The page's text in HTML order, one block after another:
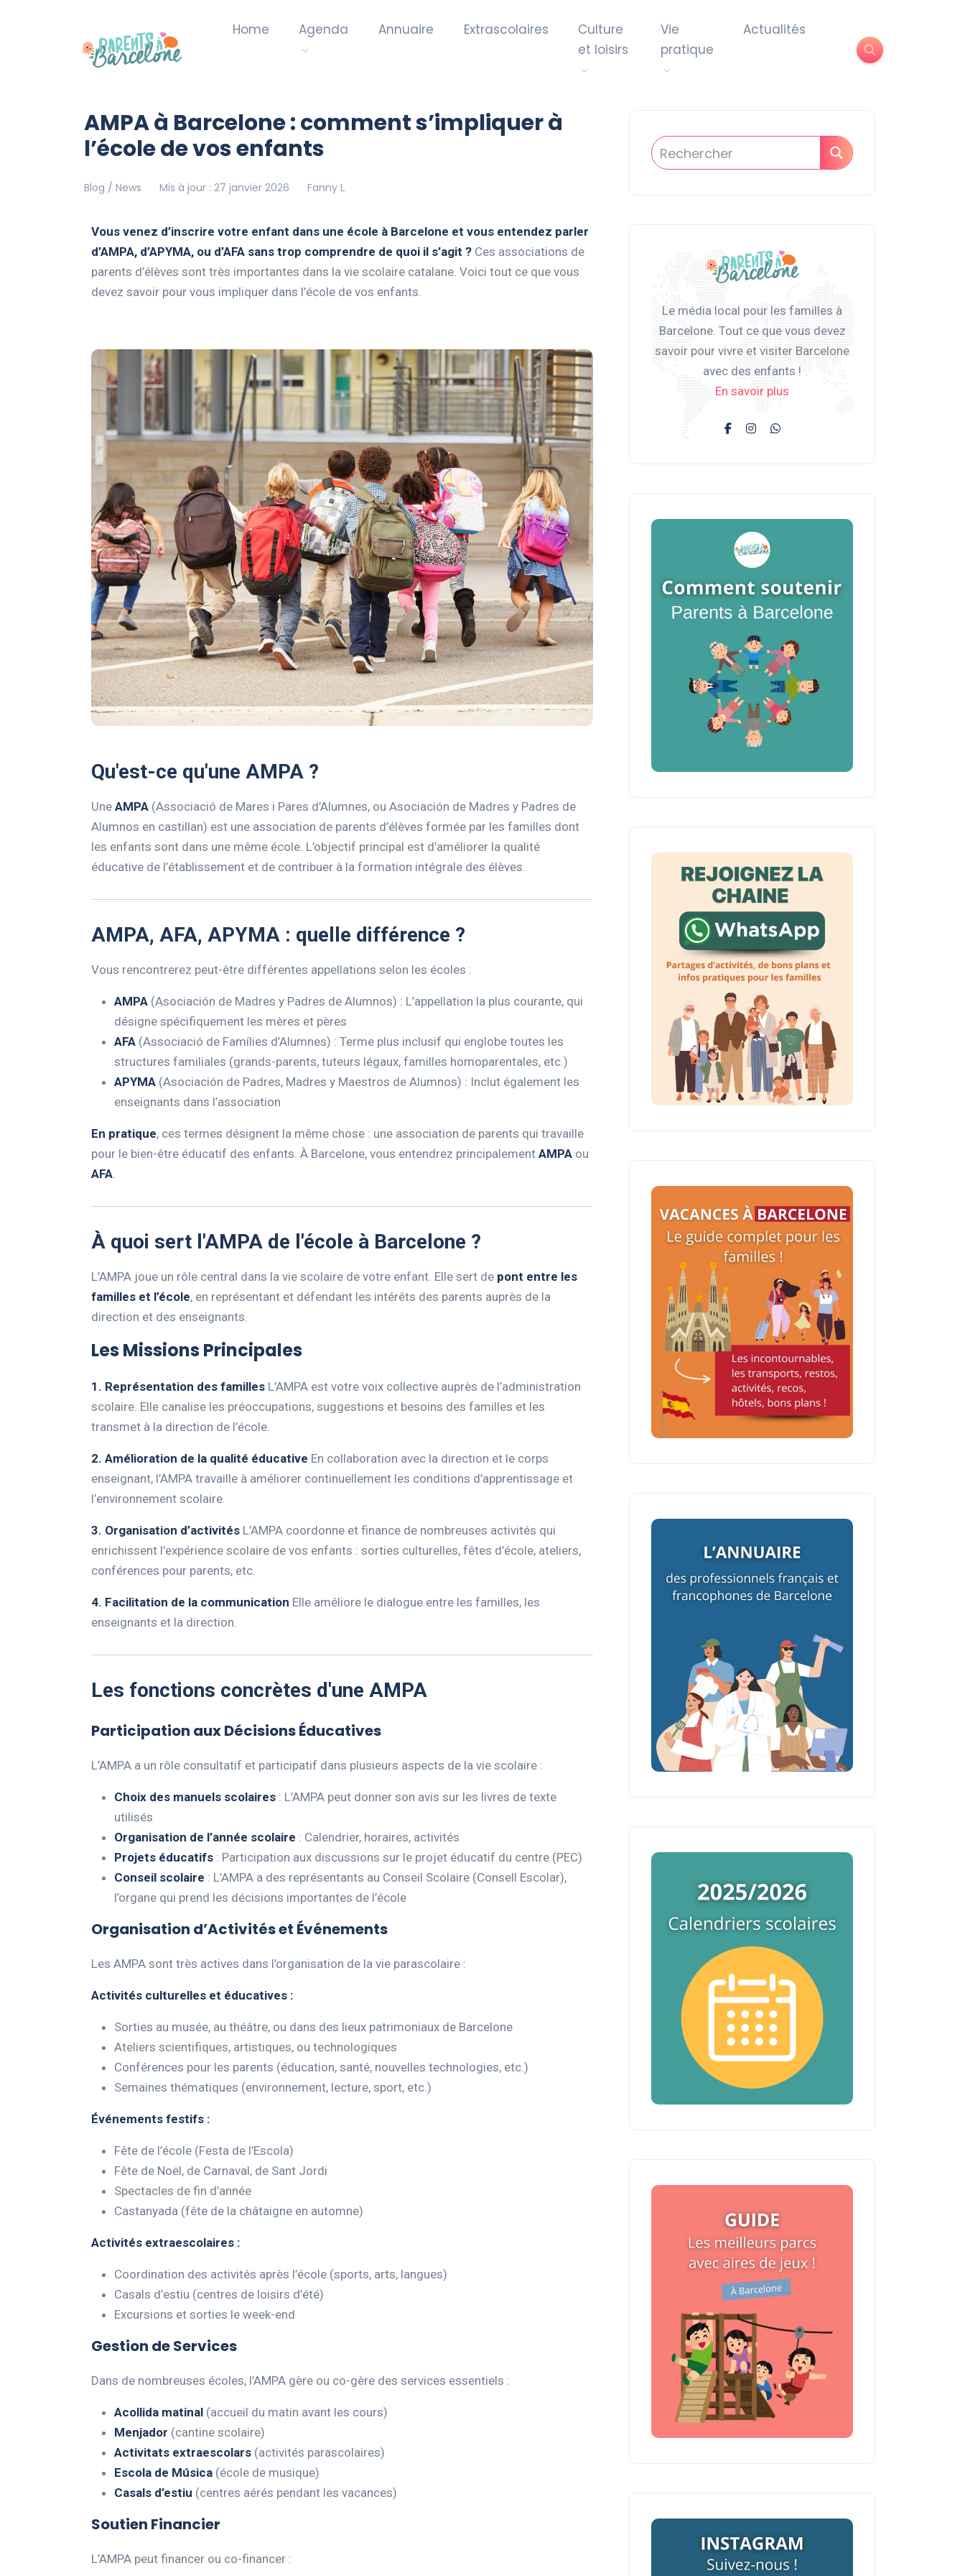
Home Agenda Annuaire Extrascolaires
Culture
et loisirs
Vie
pratique
Actualités
AMPA à Barcelone : comment s’impliquer à
l’école de vos enfants
Blog / News Mis à jour : 27 janvier 2026 Fanny L.
Vous venez d’inscrire votre enfant dans une école à Barcelone et vous entendez parler
d’AMPA, d’APYMA, ou d’AFA sans trop comprendre de quoi il s’agit ? Ces associations de
parents d’élèves sont très importantes dans la vie scolaire catalane. Voici tout ce que vous
devez savoir pour vous impliquer dans l’école de vos enfants.
Qu'est-ce qu'une AMPA ?
Une AMPA (Associació de Mares i Pares d’Alumnes, ou Asociación de Madres y Padres de
Alumnos en castillan) est une association de parents d’élèves formée par les familles dont
les enfants sont dans une même école. L’objectif principal est d’améliorer la qualité
éducative de l’établissement et de contribuer à la formation intégrale des élèves.
AMPA, AFA, APYMA : quelle différence ?
Vous rencontrerez peut-être différentes appellations selon les écoles :
AMPA (Asociación de Madres y Padres de Alumnos) : L’appellation la plus courante, qui
désigne spécifiquement les mères et pères
AFA (Associació de Famílies d’Alumnes) : Terme plus inclusif qui englobe toutes les
structures familiales (grands-parents, tuteurs légaux, familles homoparentales, etc.)
APYMA (Asociación de Padres, Madres y Maestros de Alumnos) : Inclut également les
enseignants dans l’association
En pratique, ces termes désignent la même chose : une association de parents qui travaille
pour le bien-être éducatif des enfants. À Barcelone, vous entendrez principalement AMPA ou
AFA.
À quoi sert l'AMPA de l'école à Barcelone ?
L’AMPA joue un rôle central dans la vie scolaire de votre enfant. Elle sert de pont entre les
familles et l’école, en représentant et défendant les intérêts des parents auprès de la
direction et des enseignants.
Les Missions Principales
1. Représentation des familles L’AMPA est votre voix collective auprès de l’administration
scolaire. Elle canalise les préoccupations, suggestions et besoins des familles et les
transmet à la direction de l’école.
2. Amélioration de la qualité éducative En collaboration avec la direction et le corps
enseignant, l’AMPA travaille à améliorer continuellement les conditions d’apprentissage et
l’environnement scolaire.
3. Organisation d’activités L’AMPA coordonne et finance de nombreuses activités qui
enrichissent l’expérience scolaire de vos enfants : sorties culturelles, fêtes d’école, ateliers,
conférences pour parents, etc.
4. Facilitation de la communication Elle améliore le dialogue entre les familles, les
enseignants et la direction.
Les fonctions concrètes d'une AMPA
Participation aux Décisions Éducatives
L’AMPA a un rôle consultatif et participatif dans plusieurs aspects de la vie scolaire :
Choix des manuels scolaires : L’AMPA peut donner son avis sur les livres de texte
utilisés
Organisation de l’année scolaire : Calendrier, horaires, activités
Projets éducatifs : Participation aux discussions sur le projet éducatif du centre (PEC)
Conseil scolaire : L’AMPA a des représentants au Conseil Scolaire (Consell Escolar),
l’organe qui prend les décisions importantes de l’école
Organisation d’Activités et Événements
Les AMPA sont très actives dans l’organisation de la vie parascolaire :
Activités culturelles et éducatives :
Sorties au musée, au théâtre, ou dans des lieux patrimoniaux de Barcelone
Ateliers scientifiques, artistiques, ou technologiques
Conférences pour les parents (éducation, santé, nouvelles technologies, etc.)
Semaines thématiques (environnement, lecture, sport, etc.)
Événements festifs :
Fête de l’école (Festa de l’Escola)
Fête de Noël, de Carnaval, de Sant Jordi
Spectacles de fin d’année
Castanyada (fête de la châtaigne en automne)
Activités extraescolaires :
Coordination des activités après l’école (sports, arts, langues)
Casals d’estiu (centres de loisirs d’été)
Excursions et sorties le week-end
Gestion de Services
Dans de nombreuses écoles, l’AMPA gère ou co-gère des services essentiels :
Acollida matinal (accueil du matin avant les cours)
Menjador (cantine scolaire)
Activitats extraescolars (activités parascolaires)
Escola de Música (école de musique)
Casals d’estiu (centres aérés pendant les vacances)
Soutien Financier
L’AMPA peut financer ou co-financer :
Le média local pour les familles à
Barcelone. Tout ce que vous devez
savoir pour vivre et visiter Barcelone
avec des enfants !
En savoir plus